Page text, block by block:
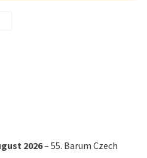
2026–55. Barum Czech